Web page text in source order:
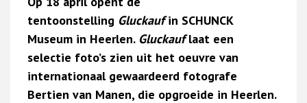
tentoonstelling Gluckaufin SCHUNCK
Museum in Heerlen. Gluckauflaat een
selectie foto’s zien uit het oeuvre van
internationaal gewaardeerd fotografe
Bertien van Manen, die opgroeide in Heerlen.